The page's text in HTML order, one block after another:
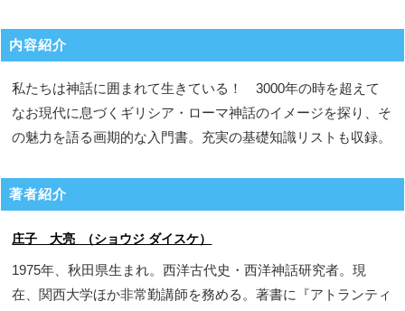
内容紹介
私たちは神話に囲まれて生きている！ 3000年の時を超えて
なお現代に息づくギリシア・ローマ神話のイメージを探り、そ
の魅力を語る画期的な入門書。充実の基礎知識リストも収録。
著者紹介
庄子 大亮 （ショウジ ダイスケ）
1975年、秋田県生まれ。西洋古代史・西洋神話研究者。現
在、関西大学ほか非常勤講師を務める。著書に『アトランティ